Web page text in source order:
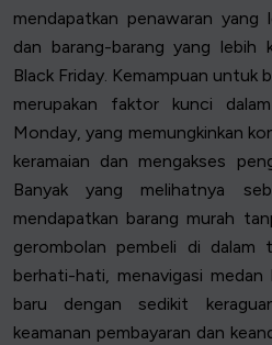
mendapatkan penawaran
dan barang-barang yang lebih
Black Friday. Kemampuan untuk
merupakan faktor kunci
Monday, yang memungkinkan
keramaian dan mengakses
Banyak yang melihatnya
mendapatkan barang murah
gerombolan pembeli di dalam
berhati-hati, menavigasi
baru dengan sedikit
keamanan pembayaran dan